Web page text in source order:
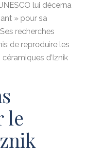
lui décerna
» pour sa
recherches
de reproduire les
d’Iznik
le